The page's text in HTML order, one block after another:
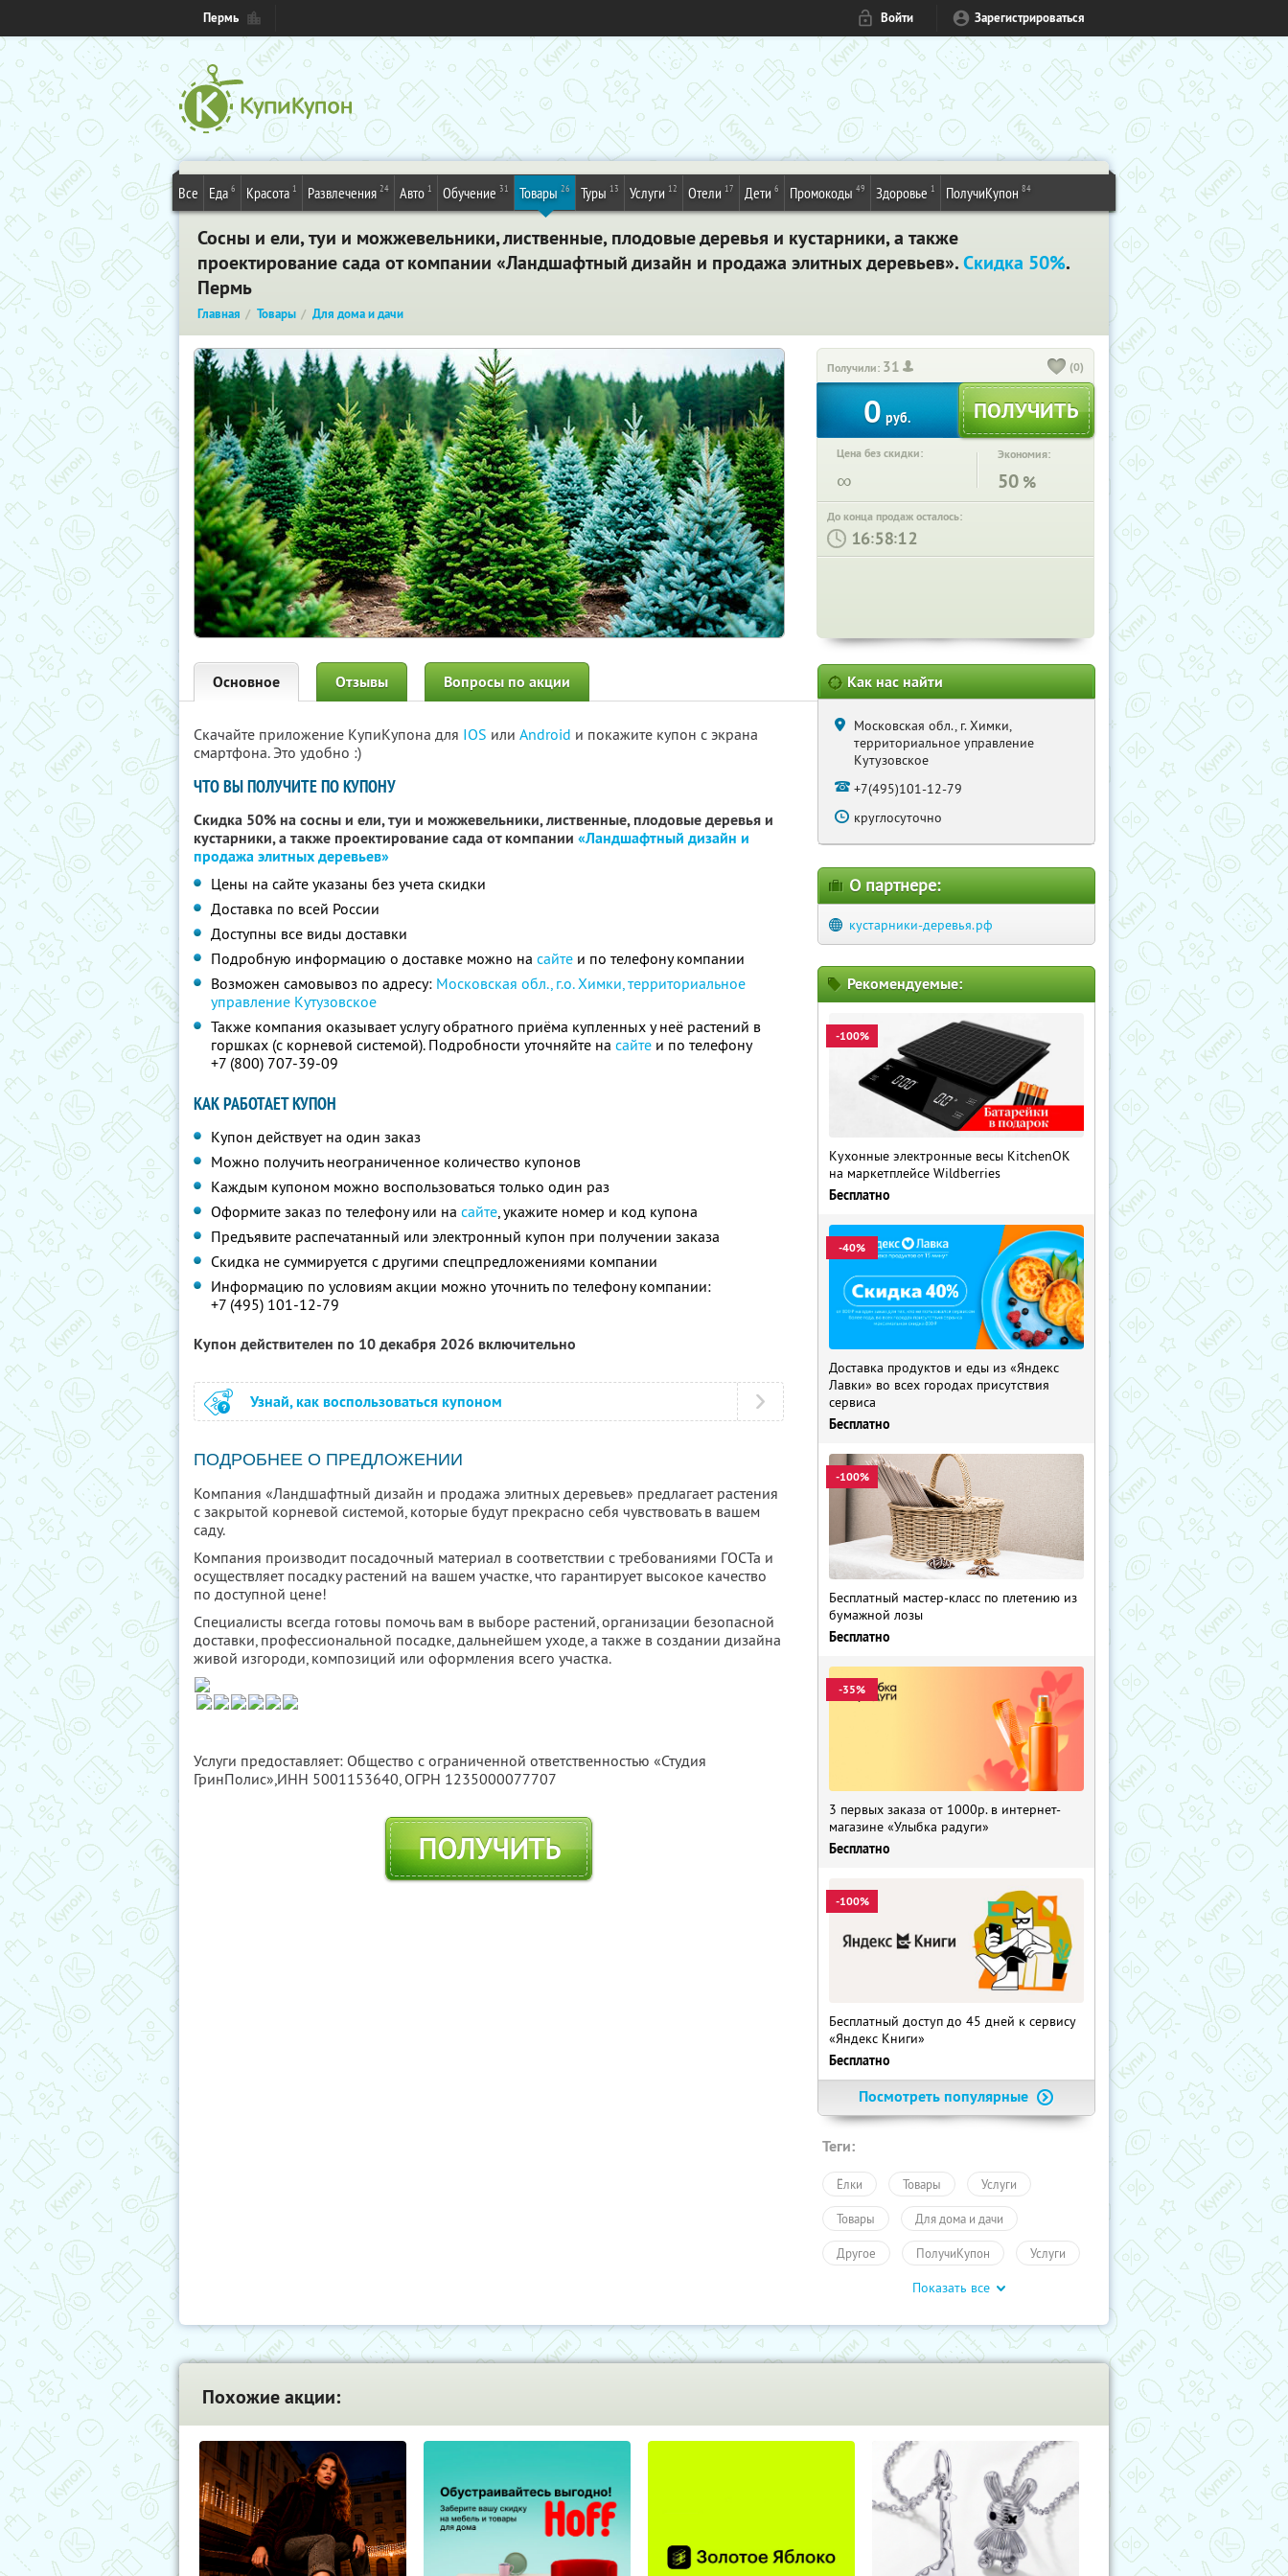
Пермь Войти Зарегистрироваться
Все Еда 6 Красота 1 Развлечения 24 Авто 1 Обучение 31 Товары 26 Туры 13 Услуги 12 Отели 17 Дети 6 Промокоды 49 Здоровье 1 ПолучиКупон 84
Сосны и ели, туи и можжевельники, лиственные, плодовые деревья и кустарники, а также
проектирование сада от компании «Ландшафтный дизайн и продажа элитных деревьев».Скидка 50%.
Пермь
Главная Товары Для дома и дачи
Получили: 31 (0)
0 руб.
Цена без скидки:
∞
Экономия:
50 %
До конца продаж осталось:
: :
Основное Отзывы Вопросы по акции
Скачайте приложение КупиКупона для IOS или Android и покажите купон с экрана
смартфона. Это удобно :)
ЧТО ВЫ ПОЛУЧИТЕ ПО КУПОНУ
Скидка 50% на сосны и ели, туи и можжевельники, лиственные, плодовые деревья и
кустарники, а также проектирование сада от компании «Ландшафтный дизайн и
продажа элитных деревьев»
Цены на сайте указаны без учета скидки
Доставка по всей России
Доступны все виды доставки
Подробную информацию о доставке можно на сайте и по телефону компании
Возможен самовывоз по адресу: Московская обл., г.о. Химки, территориальное
управление Кутузовское
Также компания оказывает услугу обратного приёма купленных у неё растений в
горшках (с корневой системой). Подробности уточняйте на сайте и по телефону
+7 (800) 707-39-09
КАК РАБОТАЕТ КУПОН
Купон действует на один заказ
Можно получить неограниченное количество купонов
Каждым купоном можно воспользоваться только один раз
Оформите заказ по телефону или на сайте, укажите номер и код купона
Предъявите распечатанный или электронный купон при получении заказа
Скидка не суммируется с другими спецпредложениями компании
Информацию по условиям акции можно уточнить по телефону компании:
+7 (495) 101-12-79
Купон действителен по 10 декабря 2026 включительно
Узнай, как воспользоваться купоном
ПОДРОБНЕЕ О ПРЕДЛОЖЕНИИ
Компания «Ландшафтный дизайн и продажа элитных деревьев» предлагает растения
с закрытой корневой системой, которые будут прекрасно себя чувствовать в вашем
саду.
Компания производит посадочный материал в соответствии с требованиями ГОСТа и
осуществляет посадку растений на вашем участке, что гарантирует высокое качество
по доступной цене!
Специалисты всегда готовы помочь вам в выборе растений, организации безопасной
доставки, профессиональной посадке, дальнейшем уходе, а также в создании дизайна
живой изгороди, композиций или оформления всего участка.
Услуги предоставляет: Общество с ограниченной ответственностью «Студия
ГринПолис»,ИНН 5001153640, ОГРН 1235000077707
ПОЛУЧИТЬ
Как нас найти
Московская обл., г. Химки,
территориальное управление
Кутузовское
+7(495)101-12-79
круглосуточно
О партнере:
кустарники-деревья.рф
Рекомендуемые:
-100%
Кухонные электронные весы KitchenOK
на маркетплейсе Wildberries
Бесплатно
-40%
Доставка продуктов и еды из «Яндекс
Лавки» во всех городах присутствия
сервиса
Бесплатно
-100%
Бесплатный мастер-класс по плетению из
бумажной лозы
Бесплатно
-35%
3 первых заказа от 1000р. в интернет-
магазине «Улыбка радуги»
Бесплатно
-100%
Бесплатный доступ до 45 дней к сервису
«Яндекс Книги»
Бесплатно
Посмотреть популярные
Теги:
Ёлки Товары Услуги
Товары Для дома и дачи
Другое ПолучиКупон Услуги
Показать все
Похожие акции: